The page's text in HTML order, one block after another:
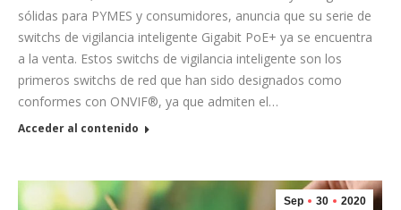
sólidas para PYMES y consumidores, anuncia que su serie de
switchs de vigilancia inteligente Gigabit PoE+ ya se encuentra
a la venta. Estos switchs de vigilancia inteligente son los
primeros switchs de red que han sido designados como
conformes con ONVIF®, ya que admiten el…
Acceder al contenido
Sep 30 2020